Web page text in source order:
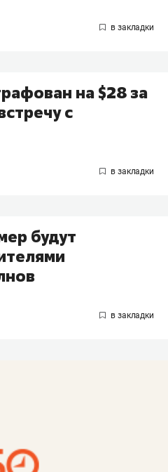
на $28 за
с
будут